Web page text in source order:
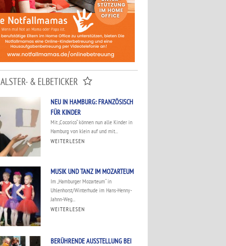
ALSTER- & ELBETICKER
NEU IN HAMBURG: FRANZÖSISCH
FÜR KINDER
Mit „Cocorico“ können nun alle Kinder in
Hamburg von klein auf und mit...
WEITERLESEN
MUSIK UND TANZ IM MOZARTEUM
Im „Hamburger Mozarteum“ in
Uhlenhorst/Winterhude im Hans-Henny-
Jahnn-Weg...
WEITERLESEN
BERÜHRENDE AUSSTELLUNG BEI